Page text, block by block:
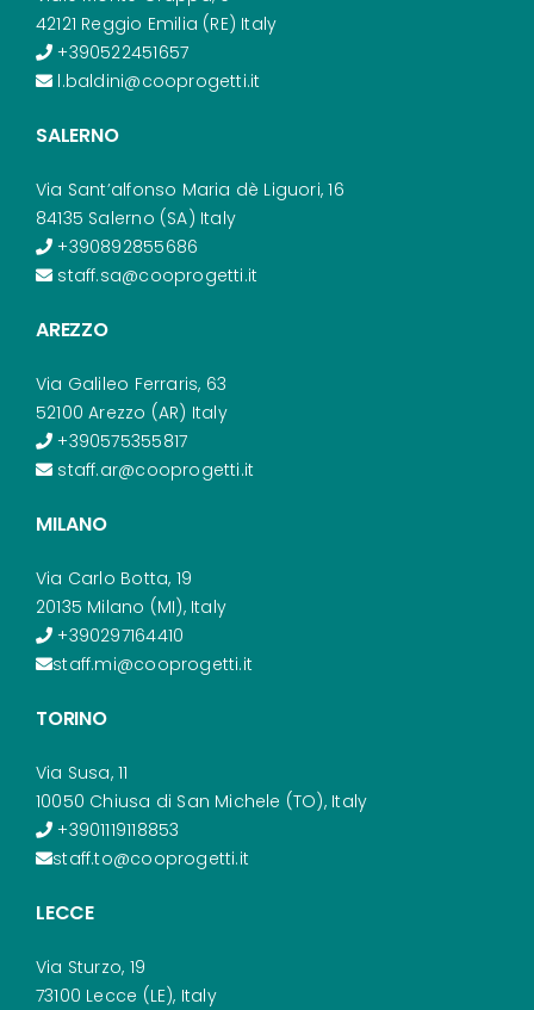
42121 Reggio Emilia (RE) Italy
+390522451657
l.baldini@cooprogetti.it
SALERNO
Via Sant’alfonso Maria dè Liguori, 16
84135 Salerno (SA) Italy
+390892855686
staff.sa@cooprogetti.it
AREZZO
Via Galileo Ferraris, 63
52100 Arezzo (AR) Italy
+390575355817
staff.ar@cooprogetti.it
MILANO
Via Carlo Botta, 19
20135 Milano (MI), Italy
+390297164410
staff.mi@cooprogetti.it
TORINO
Via Susa, 11
10050 Chiusa di San Michele (TO), Italy
+3901119118853
staff.to@cooprogetti.it
LECCE
Via Sturzo, 19
73100 Lecce (LE), Italy